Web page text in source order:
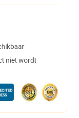
niet wordt